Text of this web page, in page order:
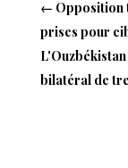
← Opposition
prises pour
bilatéral de